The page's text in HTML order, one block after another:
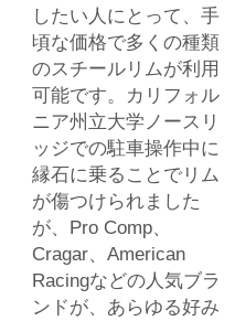
したい人にとって、手
頃な価格で多くの種類
のスチールリムが利用
可能です。カリフォル
ニア州立大学ノースリ
ッジでの駐車操作中に
縁石に乗ることでリム
が傷つけられました
が、Pro Comp、
Cragar、American
Racingなどの人気ブラ
ンドが、あらゆる好み